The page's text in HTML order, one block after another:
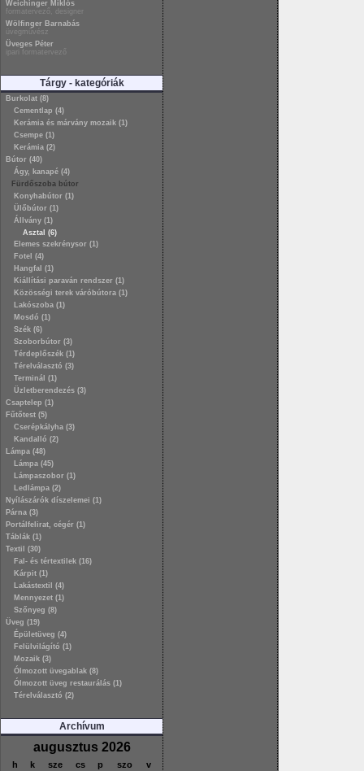
Weichinger Miklós
formatervező, designer
Wölfinger Barnabás
üvegművész
Üveges Péter
ipari formatervező
Tárgy - kategóriák
Burkolat (8)
Cementlap (4)
Kerámia és márvány mozaik (1)
Csempe (1)
Kerámia (2)
Bútor (40)
Ágy, kanapé (4)
Fürdőszoba bútor
Konyhabútor (1)
Ülőbútor (1)
Állvány (1)
Asztal (6)
Elemes szekrénysor (1)
Fotel (4)
Hangfal (1)
Kiállítási paraván rendszer (1)
Közösségi terek váróbútora (1)
Lakószoba (1)
Mosdó (1)
Szék (6)
Szoborbútor (3)
Térdeplőszék (1)
Térelválasztó (3)
Terminál (1)
Üzletberendezés (3)
Csaptelep (1)
Fűtőtest (5)
Cserépkályha (3)
Kandalló (2)
Lámpa (48)
Lámpa (45)
Lámpaszobor (1)
Ledlámpa (2)
Nyílászárók díszelemei (1)
Párna (3)
Portálfelirat, cégér (1)
Táblák (1)
Textil (30)
Fal- és tértextilek (16)
Kárpit (1)
Lakástextil (4)
Mennyezet (1)
Szőnyeg (8)
Üveg (19)
Épületüveg (4)
Felülvilágító (1)
Mozaik (3)
Ólmozott üvegablak (8)
Ólmozott üveg restaurálás (1)
Térelválasztó (2)
Archívum
augusztus 2026
h k sze cs p szo v